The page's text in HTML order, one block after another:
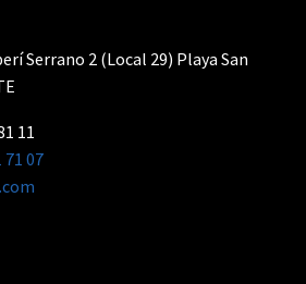
Serrano 2 (Local 29) Playa San
11
71 07